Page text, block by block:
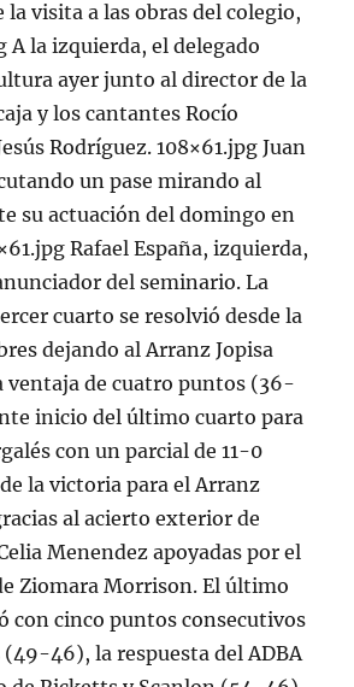
la visita a las obras del colegio,
A la izquierda, el delegado
ayer junto al director de la
y los cantantes Rocío
Rodríguez. 108×61.jpg Juan
un pase mirando al
su actuación del domingo en
Rafael España, izquierda,
del seminario. La
cuarto se resolvió desde la
dejando al Arranz Jopisa
ventaja de cuatro puntos (36-
inicio del último cuarto para
con un parcial de 11-0
la victoria para el Arranz
al acierto exterior de
Menendez apoyadas por el
Ziomara Morrison. El último
con cinco puntos consecutivos
(49-46), la respuesta del ADBA